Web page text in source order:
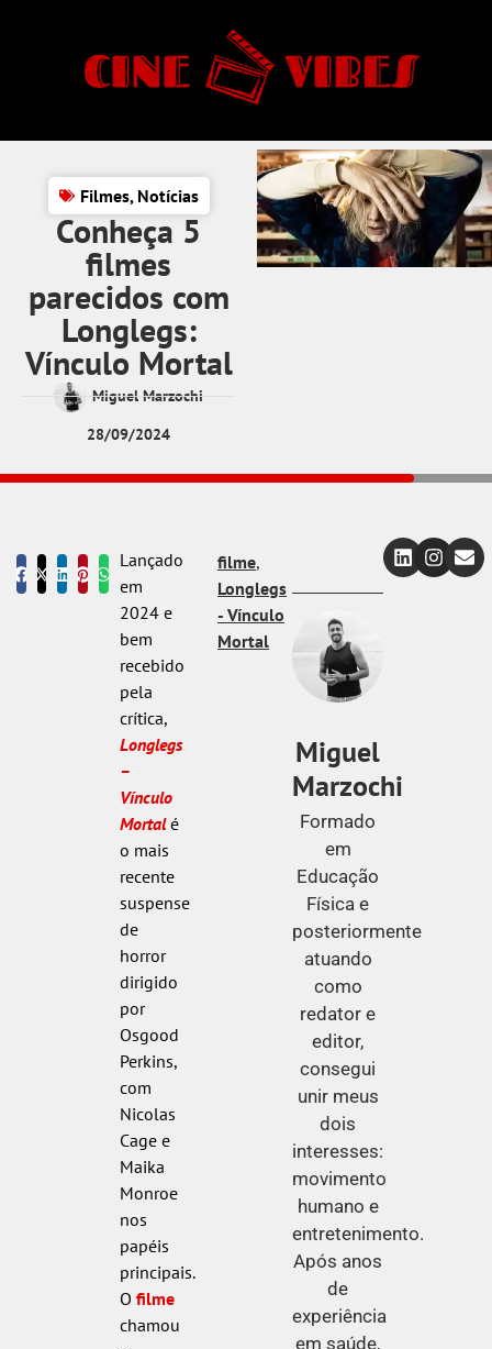
Filmes, Notícias
Conheça 5
filmes
parecidos com
Longlegs:
Vínculo Mortal
Miguel Marzochi
28/09/2024
Lançado
em
2024 e
bem
recebido
pela
crítica,
Longlegs
–
Vínculo
Mortalé
o mais
recente
suspense
de
horror
dirigido
por
Osgood
Perkins,
com
Nicolas
Cage e
Maika
Monroe
nos
papéis
principais.
O filme
chamou
filme,
Longlegs
- Vínculo
Mortal
Miguel
Marzochi
Formado
em
Educação
Física e
posteriormente
atuando
como
redator e
editor,
consegui
unir meus
dois
interesses:
movimento
humano e
entretenimento.
Após anos
de
experiência
em saúde,